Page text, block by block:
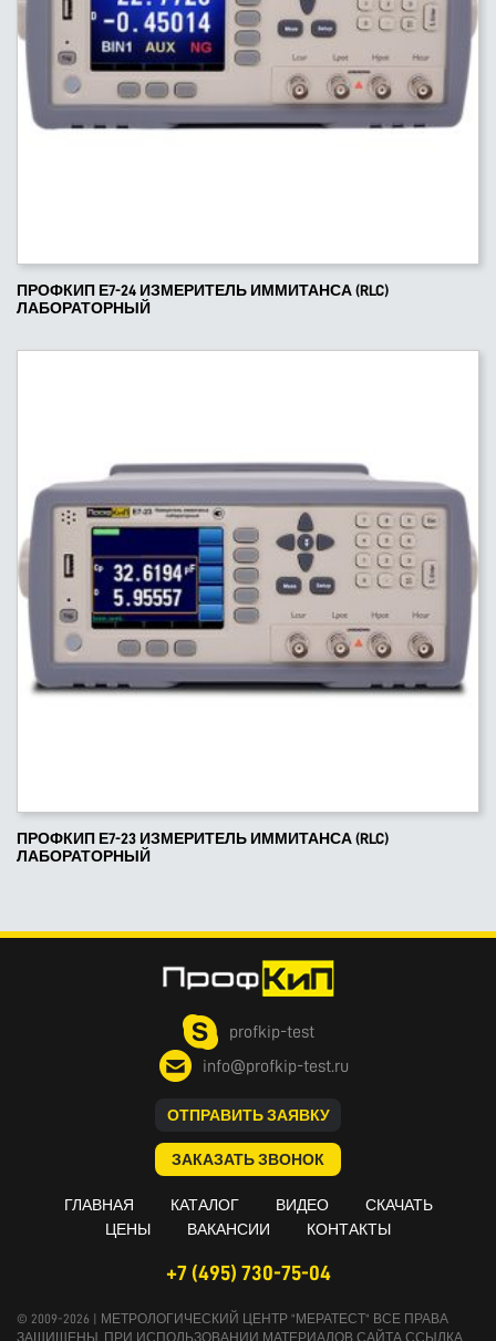
ПРОФКИП Е7-24 ИЗМЕРИТЕЛЬ ИММИТАНСА (RLC)
ЛАБОРАТОРНЫЙ
ПРОФКИП Е7-23 ИЗМЕРИТЕЛЬ ИММИТАНСА (RLC)
ЛАБОРАТОРНЫЙ
profkip-test
info@profkip-test.ru
ОТПРАВИТЬ ЗАЯВКУ
ЗАКАЗАТЬ ЗВОНОК
ГЛАВНАЯ КАТАЛОГ ВИДЕО
СКАЧАТЬ
ЦЕНЫ
ВАКАНСИИ КОНТАКТЫ
+7 (495) 730-75-04
© 2009-2026 | МЕТРОЛОГИЧЕСКИЙ ЦЕНТР "МЕРАТЕСТ" ВСЕ ПРАВА
ЗАЩИЩЕНЫ, ПРИ ИСПОЛЬЗОВАНИИ МАТЕРИАЛОВ САЙТА ССЫЛКА